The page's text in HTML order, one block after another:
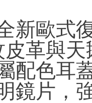
新歐式
革與
配色耳
鏡片，